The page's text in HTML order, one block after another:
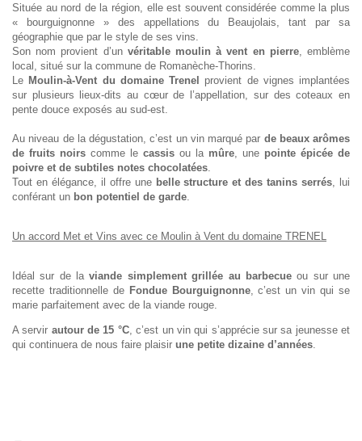
Située au nord de la région, elle est souvent considérée comme la plus
« bourguignonne » des appellations du Beaujolais, tant par sa
géographie que par le style de ses vins.
Son nom provient d’un véritable moulin à vent en pierre, emblème
local, situé sur la commune de Romanèche-Thorins.
Le Moulin-à-Vent du domaine Trenel provient de vignes implantées
sur plusieurs lieux-dits au cœur de l’appellation, sur des coteaux en
pente douce exposés au sud-est.
Au niveau de la dégustation, c’est un vin marqué par de beaux arômes
de fruits noirs comme le cassis ou la mûre , une pointe épicée de
poivre et de subtiles notes chocolatées
Tout en élégance, il offre une belle structure et des tanins serrés , lui
conférant un bon potentiel de garde
Un accord Met et Vins avec ce Moulin à Vent du domaine TRENEL
Idéal sur de laviande simplement grillée au barbecueou sur une
recette traditionnelle de Fondue Bourguignonne, c’est un vin qui se
marie parfaitement avec de la viande rouge.
A servir autour de 15 °C, c’est un vin qui s’apprécie sur sa jeunesse et
qui continuera de nous faire plaisir une petite dizaine d’années